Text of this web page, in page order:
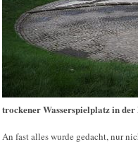
trockener Wasserspielplatz in
An fast alles wurde gedacht, nur